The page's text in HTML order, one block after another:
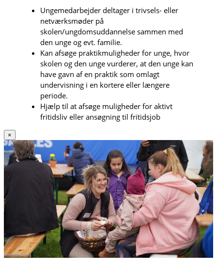
Ungemedarbejder deltager i trivsels- eller
netværksmøder på
skolen/ungdomsuddannelse sammen med
den unge og evt. familie.
Kan afsøge praktikmuligheder for unge, hvor
skolen og den unge vurderer, at den unge kan
have gavn af en praktik som omlagt
undervisning i en kortere eller længere
periode.
Hjælp til at afsøge muligheder for aktivt
fritidsliv eller ansøgning til fritidsjob
×